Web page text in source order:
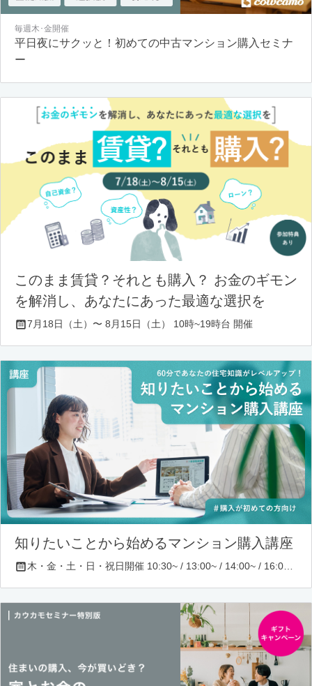
毎週木･金開催
平日夜にサクッと！初めての中古マンション購入セミナ
ー
このまま賃貸？それとも購入？ お金のギモン
を解消し、あなたにあった最適な選択を
7月18日（土）〜 8月15日（土） 10時~19時台 開催
知りたいことから始めるマンション購入講座
木・金・土・日・祝日開催 10:30~ / 13:00~ / 14:00~ / 16:00~ / 17:00~/ 18:30~/ 19:30~